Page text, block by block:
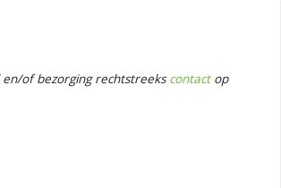
of bezorging rechtstreekscontactop